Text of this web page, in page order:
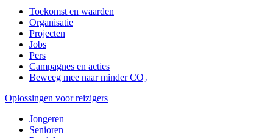
Toekomst en waarden
Organisatie
Projecten
Jobs
Pers
Campagnes en acties
Beweeg mee naar minder CO₂
Oplossingen voor reizigers
Jongeren
Senioren